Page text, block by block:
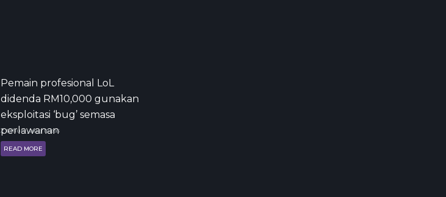
Pemain profesional LoL
didenda RM10,000 gunakan
eksploitasi ‘bug’ semasa
perlawanan
2 tahun yang lepas
READ MORE